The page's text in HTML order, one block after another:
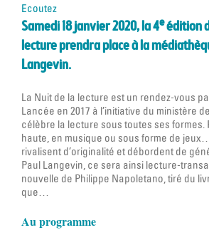
Ecoutez
Samedi 18 janvier 2020, la 4eédition
lecture prendra place à la
Langevin.
La Nuit de la lecture est un rendez-vous
Lancée en 2017 à l’initiative du ministère
célèbre la lecture sous toutes ses formes.
haute, en musique ou sous forme de
rivalisent d’originalité et débordent de
Paul Langevin, ce sera ainsi lecture-
nouvelle de Philippe Napoletano, tiré du
que…
Au programme